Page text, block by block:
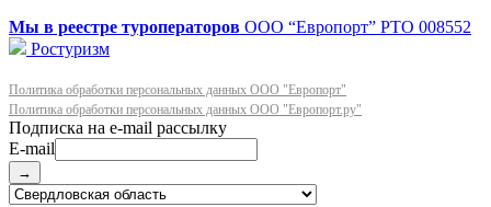
Мы в реестре туроператоров ООО “Европорт” РТО 008552
Ростуризм
Политика обработки персональных данных ООО "Европорт"
Политика обработки персональных данных ООО "Европорт.ру"
E-mail
→